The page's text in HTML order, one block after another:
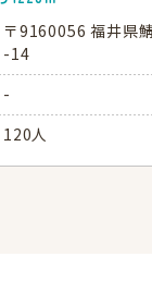
〒9160056 福井県
-14
-
120人